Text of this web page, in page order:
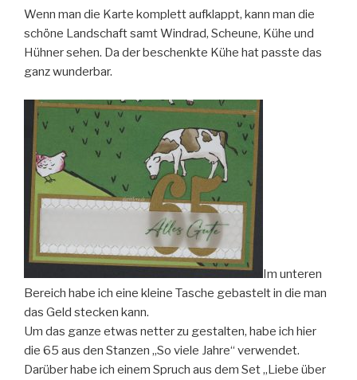
Wenn man die Karte komplett aufklappt, kann man die
schöne Landschaft samt Windrad, Scheune, Kühe und
Hühner sehen. Da der beschenkte Kühe hat passte das
ganz wunderbar.
Im unteren
Bereich habe ich eine kleine Tasche gebastelt in die man
das Geld stecken kann.
Um das ganze etwas netter zu gestalten, habe ich hier
die 65 aus den Stanzen „So viele Jahre“ verwendet.
Darüber habe ich einem Spruch aus dem Set „Liebe über